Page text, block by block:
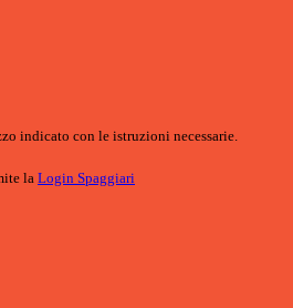
indicato con le istruzioni necessarie.
la Login Spaggiari